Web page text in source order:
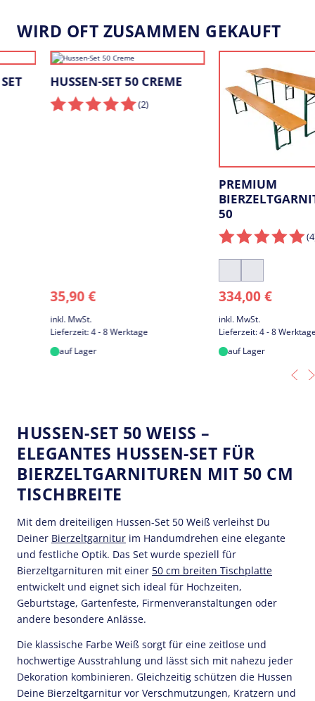
WIRD OFT ZUSAMMEN GEKAUFT
HUSSEN-SET 50 CREME
(2)
35,90€
inkl. MwSt.
Lieferzeit:4 - 8 Werktage
auf Lager
PREMIUM
BIERZELTGARNITUR
(4)
334,00€
inkl. MwSt.
Lieferzeit:4 - 8 Werktage
auf Lager
HUSSEN-SET 50 WEISS – E
LEGANTES HUSSEN-SET FÜR B
IERZELTGARNITUREN MIT 50 CM T
ISCHBREITE
Mit dem dreiteiligen Hussen-Set 50 Weiß verleihst Du
Deiner Bierzeltgarnitur im Handumdrehen eine elegante
und festliche Optik. Das Set wurde speziell für
Bierzeltgarnituren mit einer 50 cm breiten Tischplatte
entwickelt und eignet sich ideal für Hochzeiten,
Geburtstage, Gartenfeste, Firmenveranstaltungen oder
andere besondere Anlässe.
Die klassische Farbe Weiß sorgt für eine zeitlose und
hochwertige Ausstrahlung und lässt sich mit nahezu jeder
Dekoration kombinieren. Gleichzeitig schützen die Hussen
Deine Bierzeltgarnitur vor Verschmutzungen, Kratzern und